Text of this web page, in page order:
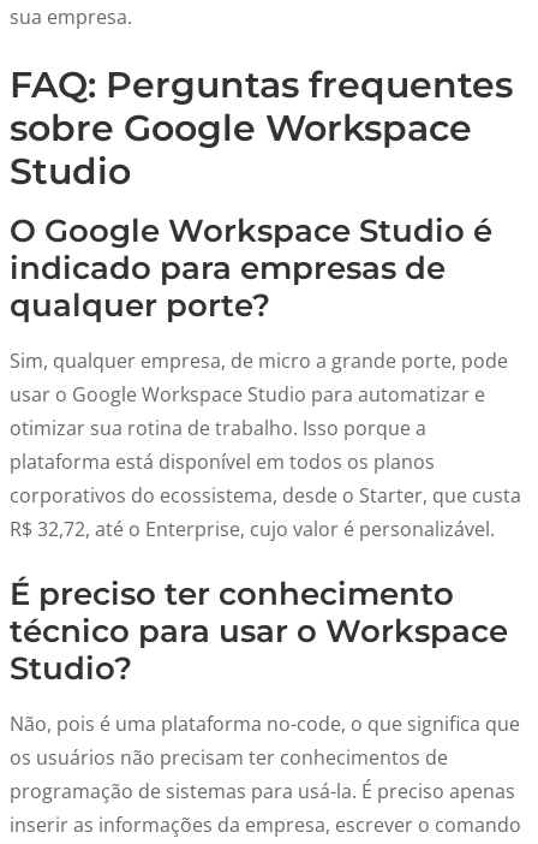
sua empresa.
FAQ: Perguntas frequentes
sobre Google Workspace
Studio
O Google Workspace Studio é
indicado para empresas de
qualquer porte?
Sim, qualquer empresa, de micro a grande porte, pode
usar o Google Workspace Studio para automatizar e
otimizar sua rotina de trabalho. Isso porque a
plataforma está disponível em todos os planos
corporativos do ecossistema, desde o Starter, que custa
R$ 32,72, até o Enterprise, cujo valor é personalizável.
É preciso ter conhecimento
técnico para usar o Workspace
Studio?
Não, pois é uma plataforma no-code, o que significa que
os usuários não precisam ter conhecimentos de
programação de sistemas para usá-la. É preciso apenas
inserir as informações da empresa, escrever o comando